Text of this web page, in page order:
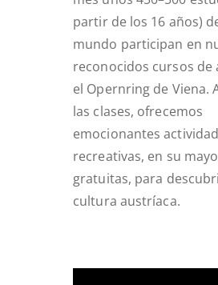
partir de los 16 años)
mundo participan en
reconocidos cursos de
el Opernring de Viena.
las clases, ofrecemos
emocionantes
recreativas, en su
gratuitas, para
cultura austríaca.